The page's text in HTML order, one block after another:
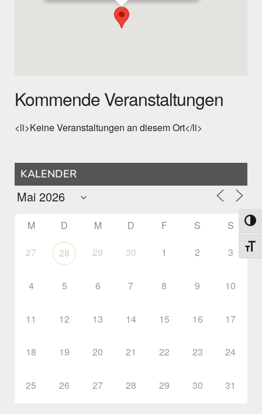
Kommende Veranstaltungen
<li>Keine Veranstaltungen an diesem Ort</li>
KALENDER
M D M D F S S
27 28 29 30 1 2 3
4 5 6 7 8 9 10
11 12 13 14 15 16 17
18 19 20 21 22 23 24
25 26 27 28 29 30 31